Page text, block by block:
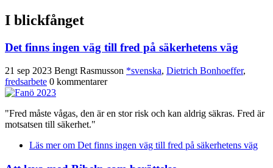
I blickfånget
Det finns ingen väg till fred på säkerhetens väg
21 sep 2023 Bengt Rasmusson *svenska, Dietrich Bonhoeffer,
fredsarbete 0 kommentarer
"Fred måste vågas, den är en stor risk och kan aldrig säkras. Fred är
motsatsen till säkerhet."
Läs merom Det finns ingen väg till fred på säkerhetens väg